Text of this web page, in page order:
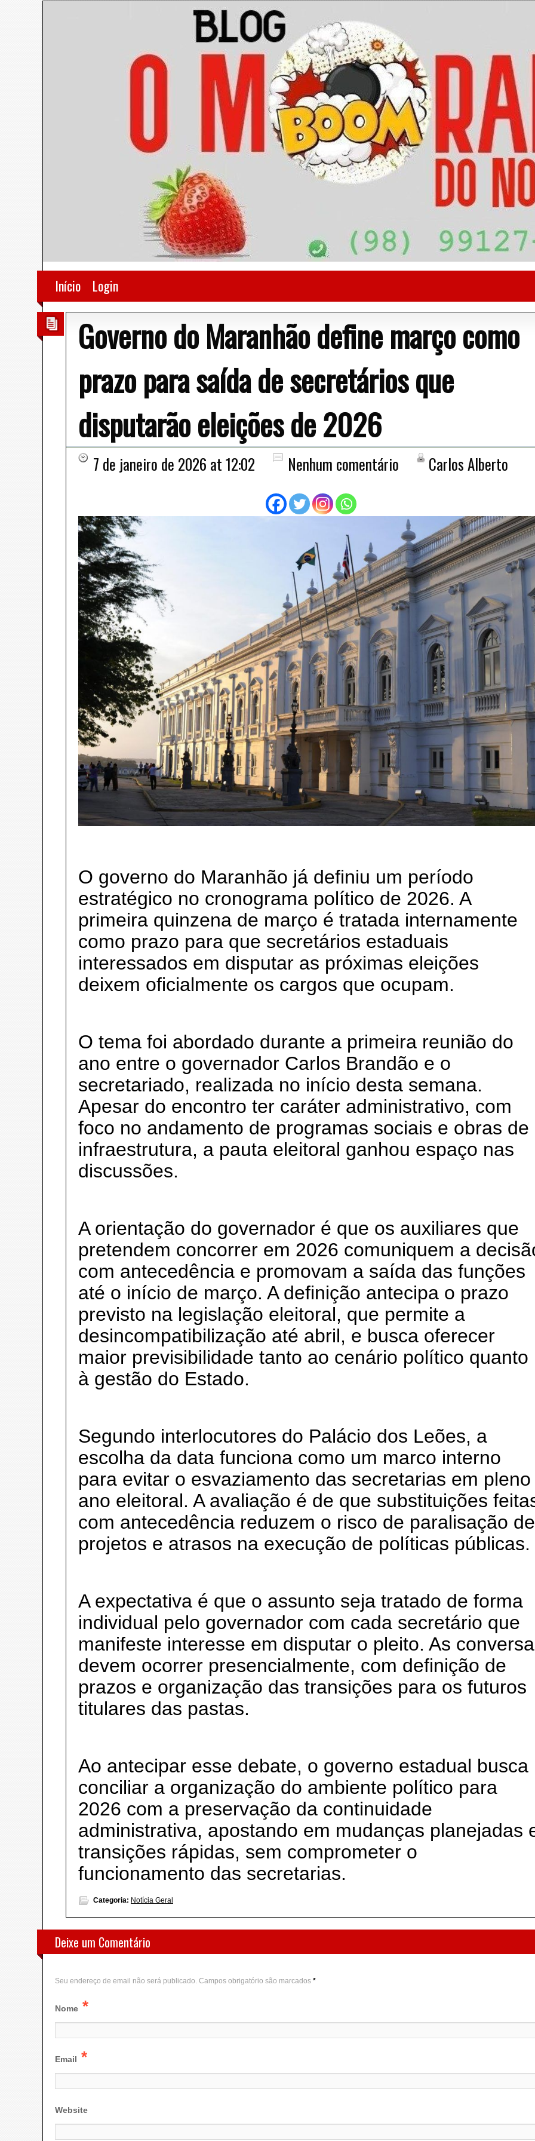
Início Login
Governo do Maranhão define março como
prazo para saída de secretários que
disputarão eleições de 2026
7 de janeiro de 2026 at 12:02 Nenhum comentário Carlos Alberto
O governo do Maranhão já definiu um período
estratégico no cronograma político de 2026. A
primeira quinzena de março é tratada internamente
como prazo para que secretários estaduais
interessados em disputar as próximas eleições
deixem oficialmente os cargos que ocupam.
O tema foi abordado durante a primeira reunião do
ano entre o governador Carlos Brandão e o
secretariado, realizada no início desta semana.
Apesar do encontro ter caráter administrativo, com
foco no andamento de programas sociais e obras de
infraestrutura, a pauta eleitoral ganhou espaço nas
discussões.
A orientação do governador é que os auxiliares que
pretendem concorrer em 2026 comuniquem a
com antecedência e promovam a saída das funções
até o início de março. A definição antecipa o prazo
previsto na legislação eleitoral, que permite a
desincompatibilização até abril, e busca oferecer
maior previsibilidade tanto ao cenário político quanto
à gestão do Estado.
Segundo interlocutores do Palácio dos Leões, a
escolha da data funciona como um marco interno
para evitar o esvaziamento das secretarias em pleno
ano eleitoral. A avaliação é de que substituições
com antecedência reduzem o risco de paralisação de
projetos e atrasos na execução de políticas públicas.
A expectativa é que o assunto seja tratado de forma
individual pelo governador com cada secretário que
manifeste interesse em disputar o pleito. As
devem ocorrer presencialmente, com definição de
prazos e organização das transições para os futuros
titulares das pastas.
Ao antecipar esse debate, o governo estadual busca
conciliar a organização do ambiente político para
2026 com a preservação da continuidade
administrativa, apostando em mudanças planejadas
transições rápidas, sem comprometer o
funcionamento das secretarias.
Categoria: Notícia Geral
Deixe um Comentário
Seu endereço de email não será publicado. Campos obrigatório são marcados *
Nome *
Email *
Website